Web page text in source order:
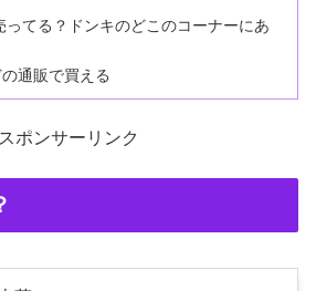
ってる？ドンキのどこのコーナーにあ
通販で買える
スポンサーリンク